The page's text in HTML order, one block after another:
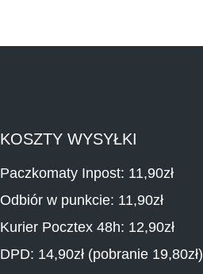
KOSZTY WYSYŁKI
Paczkomaty Inpost: 11,90zł
Odbiór w punkcie: 11,90zł
Kurier Pocztex 48h: 12,90zł
DPD: 14,90zł (pobranie 19,80zł)